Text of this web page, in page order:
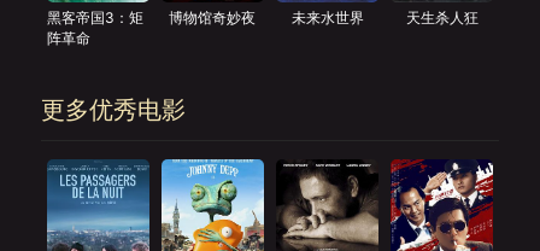
黑客帝国3：矩
阵革命
博物馆奇妙夜 未来水世界 天生杀人狂
更多优秀电影